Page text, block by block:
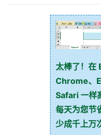
太棒了！在
Chrome、
Safari 一样
每天为您节
少成千上万